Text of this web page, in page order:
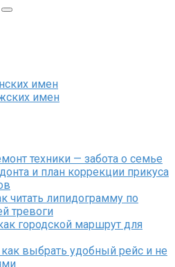
имен
имен
техники — забота о семье
и план коррекции прикуса
липидограмму по
тревоги
городской маршрут для
выбрать удобный рейс и не